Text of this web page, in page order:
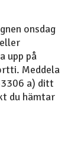
onsdag
upp på
Meddela
a) ditt
du hämtar